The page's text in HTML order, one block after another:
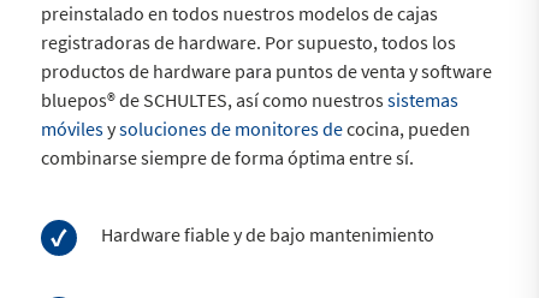
preinstalado en todos nuestros modelos de cajas
registradoras de hardware. Por supuesto, todos los
productos de hardware para puntos de venta y software
bluepos® de SCHULTES, así como nuestrossistemas
móvilesysoluciones de monitores decocina, pueden
combinarse siempre de forma óptima entre sí.
Hardware fiable y de bajo mantenimiento